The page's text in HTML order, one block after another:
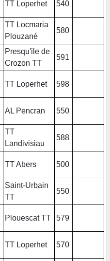
TT Loperhet 540
TT Locmaria
Plouzané
580
Presqu'ile de
Crozon TT
591
TT Loperhet 598
AL Pencran 550
TT
Landivisiau
588
TT Abers 500
Saint-Urbain
TT
550
Plouescat TT 579
TT Loperhet 570